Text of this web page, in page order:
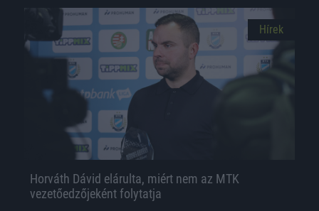
Hírek
Horváth Dávid elárulta, miért nem az MTK
vezetőedzőjeként folytatja